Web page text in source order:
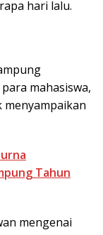
hari lalu.
mahasiswa,
menyampaikan
Tahun
mengenai